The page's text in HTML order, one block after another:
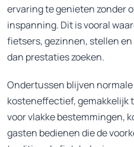
ervaring te genieten zonder
inspanning. Dit is vooral
fietsers, gezinnen, stellen
dan prestaties zoeken.
Ondertussen blijven
kosteneffectief, gemakkelijk
voor vlakke bestemmingen,
gasten bedienen die de